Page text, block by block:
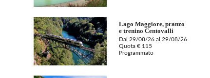
Lago Maggiore, pranzo
e trenino Centovalli
Dal 29/08/26 al 29/08/26
Quota € 115
Programmato